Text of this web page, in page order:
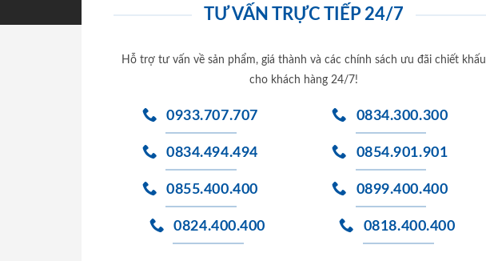
TƯ VẤN TRỰC TIẾP 24/7
Hỗ trợ tư vấn về sản phẩm, giá thành và các chính sách ưu đãi chiết khấu
cho khách hàng 24/7!
0933.707.707
0834.494.494
0855.400.400
0824.400.400
0834.300.300
0854.901.901
0899.400.400
0818.400.400